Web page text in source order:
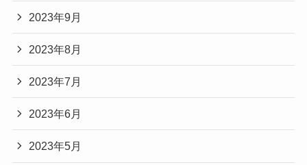
2023年9月
2023年8月
2023年7月
2023年6月
2023年5月